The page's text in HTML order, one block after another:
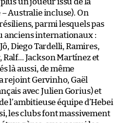
Australie incluse). On
parmi lesquels pas
anciens internationaux :
Diego Tardelli, Ramires,
Ralf… Jackson Martínez et
là aussi, de même
rejoint Gervinho, Gaël
avec Julien Gorius) et
l’ambitieuse équipe d’Hebei
les clubs font massivement